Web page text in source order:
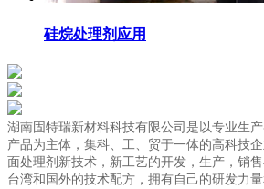
硅烷处理剂应用
湖南固特瑞新材料科技有限公司是以专业生
产品为主体，集科、工、贸于一体的高科技
面处理剂新技术，新工艺的开发，生产，销
台湾和国外的技术配方，拥有自己的研发力